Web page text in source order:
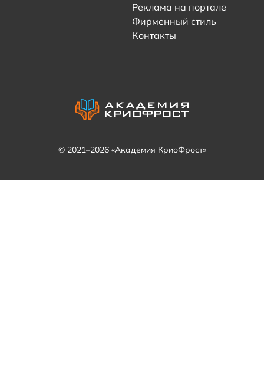
Реклама на портале
Фирменный стиль
Контакты
© 2021–2026 «Академия КриоФрост»